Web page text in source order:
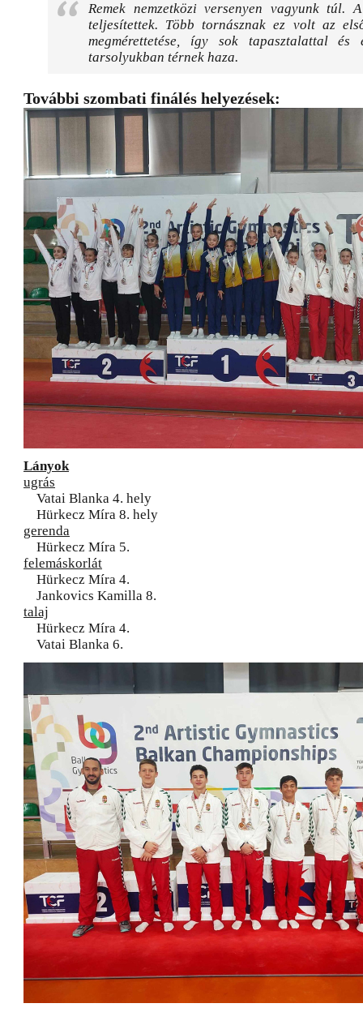
Remek nemzetközi versenyen vagyunk túl.
teljesítettek. Több tornásznak ez volt az
megmérettetése, így sok tapasztalattal és
tarsolyukban térnek haza.
További szombati finálés helyezések:
Lányok
ugrás
Vatai Blanka 4. hely
Hürkecz Míra 8. hely
gerenda
Hürkecz Míra 5.
felemáskorlát
Hürkecz Míra 4.
Jankovics Kamilla 8.
talaj
Hürkecz Míra 4.
Vatai Blanka 6.